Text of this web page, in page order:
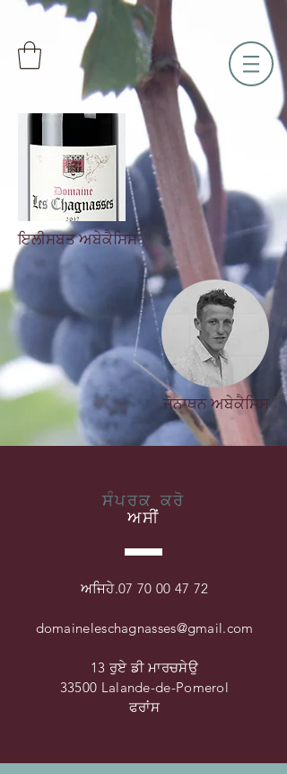
ਇਲੀਸਬਤ ਅਬੇਕੈਸਿਸ
ਜੋਨਾਥਨ ਅਬੇਕੈਸਿਸ
ਸੰਪਰਕ ਕਰੋ
ਅਸੀਂ
ਅਜਿਹੇ.07 70 00 47 72
domaineleschagnasses@gmail.com
13 ਰੁਏ ਡੀ ਮਾਰਚਸੇਉ
33500 Lalande-de-Pomerol
ਫਰਾਂਸ